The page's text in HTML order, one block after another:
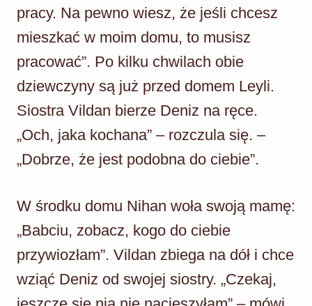
pracy. Na pewno wiesz, że jeśli chcesz
mieszkać w moim domu, to musisz
pracować”. Po kilku chwilach obie
dziewczyny są już przed domem Leyli.
Siostra Vildan bierze Deniz na ręce.
„Och, jaka kochana” – rozczula się. –
„Dobrze, że jest podobna do ciebie”.
W środku domu Nihan woła swoją mamę:
„Babciu, zobacz, kogo do ciebie
przywiozłam”. Vildan zbiega na dół i chce
wziąć Deniz od swojej siostry. „Czekaj,